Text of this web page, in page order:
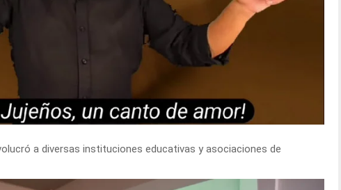
a diversas instituciones educativas y asociaciones de